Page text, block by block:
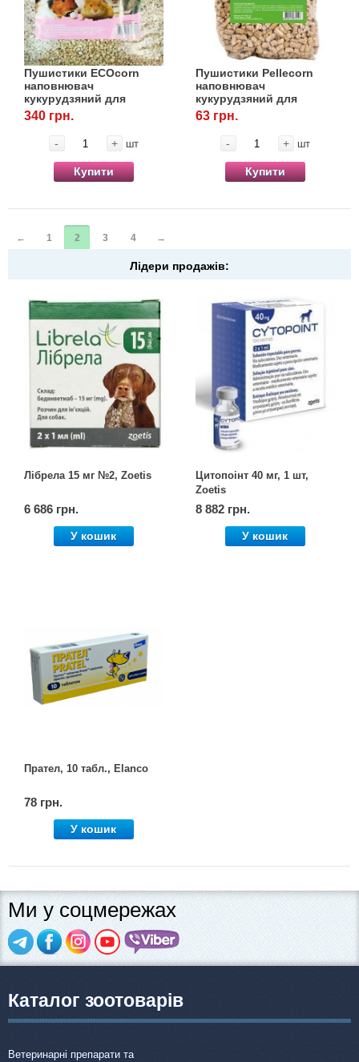
Пушистики ECOcorn
наповнювач
кукурудзяний для
гризунів, 7 кг
340 грн.
- + шт
Купити
Пушистики Pellecorn
наповнювач
кукурудзяний для
гризунів, 2,5 л
63 грн.
- + шт
Купити
← 1 2 3 4 →
Лідери продажів:
Лібрела 15 мг №2, Zoetis
6 686 грн.
У кошик
Цитопоінт 40 мг, 1 шт,
Zoetis
8 882 грн.
У кошик
Прател, 10 табл., Elanco
78 грн.
У кошик
Ми у соцмережах
Каталог зоотоварів
Ветеринарні препарати та